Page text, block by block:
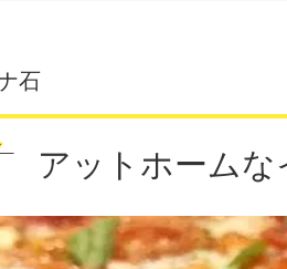
石
アットホームな